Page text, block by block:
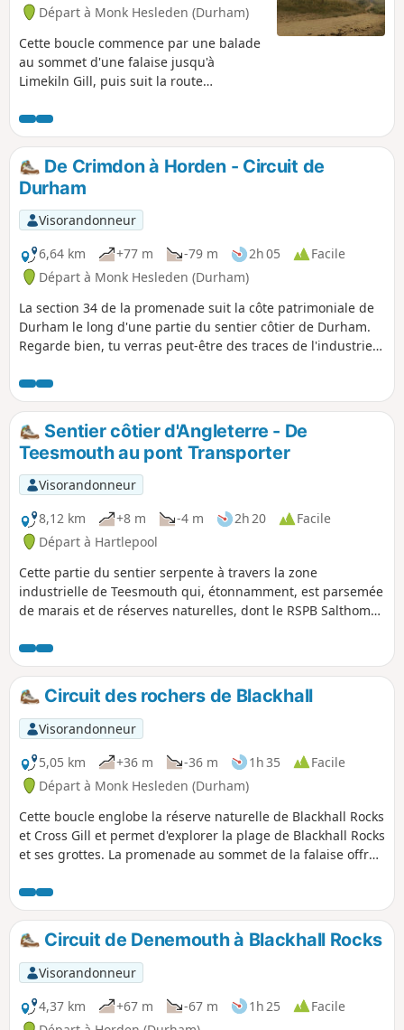
Départ à Monk Hesleden (Durham)
Cette boucle commence par une balade
au sommet d'une falaise jusqu'à
Limekiln Gill, puis suit la route
en passant sous le spectaculaire viaduc
et en suivant Crimdon Beck vers les
dunes, d'où l'on peut admirer le cap
Hartlepool et la jetée de Steetley.
De Crimdon à Horden - Circuit de
Durham
Visorandonneur
6,64 km
+77 m -79 m 2h 05
Facile
Départ à Monk Hesleden (Durham)
La section 34 de la promenade suit la côte patrimoniale de
Durham le long d'une partie du sentier côtier de Durham.
Regarde bien, tu verras peut-être des traces de l'industrie
côte. En chemin, tu devras traverser plusieurs dénettes et
gills côtiers.
Sentier côtier d'Angleterre - De
Teesmouth au pont Transporter
Visorandonneur
8,12 km
+8 m -4 m 2h 20
Facile
Départ à Hartlepool
Cette partie du sentier serpente à travers la zone
industrielle de Teesmouth qui, étonnamment, est parsemée
de marais et de réserves naturelles, dont le RSPB Salthome.
avec des endroits où s'arrêter pour observer les phoques
depuis des affûts spécialement aménagés.
Circuit des rochers de Blackhall
Visorandonneur
5,05 km
+36 m -36 m 1h 35
Facile
Départ à Monk Hesleden (Durham)
Cette boucle englobe la réserve naturelle de Blackhall Rocks
et Cross Gill et permet d'explorer la plage de Blackhall Rocks
et ses grottes. La promenade au sommet de la falaise offre
Circuit de Denemouth à Blackhall Rocks
Visorandonneur
4,37 km
+67 m -67 m 1h 25
Facile